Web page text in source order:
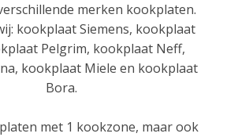
merken kookplaten.
kookplaat Siemens, kookplaat
Pelgrim, kookplaat Neff,
kookplaat Miele en kookplaat
Bora.
met 1 kookzone, maar ook